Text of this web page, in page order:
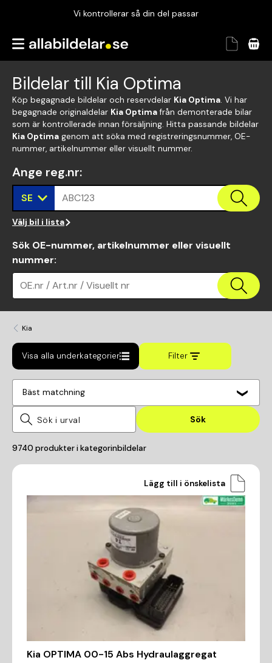
Vi kontrollerar så din del passar
Garanterad passform
Vi kontrollerar så din del passar
Bildelar till Kia Optima
Köp begagnade bildelar och reservdelar Kia Optima. Vi har
begagnade originaldelar Kia Optimafrån demonterade bilar
som är kontrollerade innan försäljning. Hitta passande bildelar
Kia Optima genom att söka med registreringsnummer, OE-
nummer, artikelnummer eller visuellt nummer.
Ange reg.nr:
SE ABC123
Välj bil i lista
Sök OE-nummer, artikelnummer eller visuellt
nummer:
OE.nr / Art.nr / Visuellt nr
Kia
Visa alla underkategorier Filter
Bäst matchning
Sök
9740 produkter i kategorinbildelar
Lägg till i önskelista
Kia OPTIMA 00-15 Abs Hydraulaggregat